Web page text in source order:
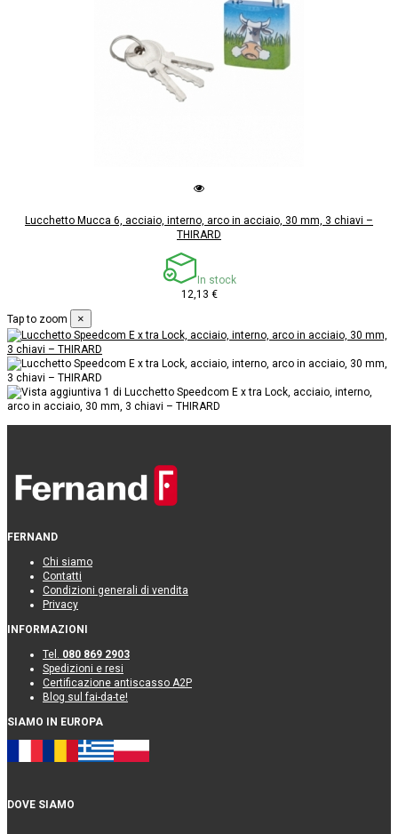
Lucchetto Mucca 6, acciaio, interno, arco in acciaio, 30 mm, 3 chiavi –
THIRARD
In stock
12,13 €
Tap to zoom
×
FERNAND
Chi siamo
Contatti
Condizioni generali di vendita
Privacy
INFORMAZIONI
Tel. 080 869 2903
Spedizioni e resi
Certificazione antiscasso A2P
Blog sul fai-da-te!
SIAMO IN EUROPA
DOVE SIAMO